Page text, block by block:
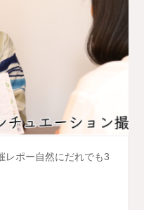
レポー自然にだれでも3